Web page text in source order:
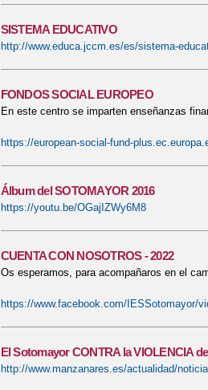
SISTEMA EDUCATIVO
http://www.educa.jccm.es/es/sistema-
FONDOS SOCIAL EUROPEO
En este centro se imparten enseñanzas
https://european-social-fund-
Álbum del SOTOMAYOR 2016
https://youtu.be/OGajIZWy6M8
CUENTA CON NOSOTROS - 2022
Os esperamos, para acompañaros en el
https://www.facebook.com/IESSotomayor/
El Sotomayor CONTRA la VIOLENCIA
http://www.manzanares.es/actualidad/